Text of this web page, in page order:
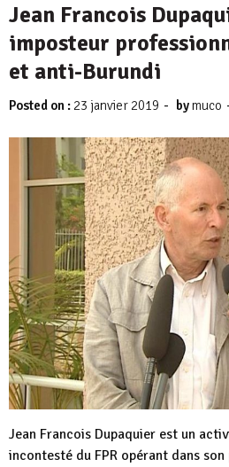
Jean Francois
imposteur
et anti-Burundi
Posted on : 23 janvier 2019 - bymuco
Jean Francois Dupaquier est un
incontesté du FPR opérant dans